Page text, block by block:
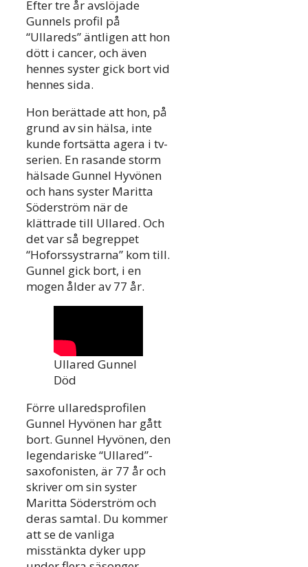
Efter tre år avslöjade
Gunnels profil på
“Ullareds” äntligen att hon
dött i cancer, och även
hennes syster gick bort vid
hennes sida.
Hon berättade att hon, på
grund av sin hälsa, inte
kunde fortsätta agera i tv-
serien. En rasande storm
hälsade Gunnel Hyvönen
och hans syster Maritta
Söderström när de
klättrade till Ullared. Och
det var så begreppet
“Hoforssystrarna” kom till.
Gunnel gick bort, i en
mogen ålder av 77 år.
Ullared Gunnel
Död
Förre ullaredsprofilen
Gunnel Hyvönen har gått
bort. Gunnel Hyvönen, den
legendariske “Ullared”-
saxofonisten, är 77 år och
skriver om sin syster
Maritta Söderström och
deras samtal. Du kommer
att se de vanliga
misstänkta dyker upp